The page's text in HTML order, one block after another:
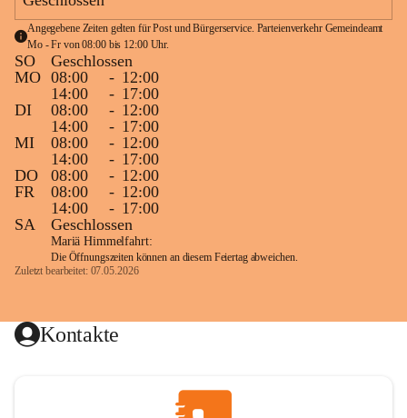
Angegebene Zeiten gelten für Post und Bürgerservice. Parteienverkehr Gemeindeamt
Mo - Fr von 08:00 bis 12:00 Uhr.
SO
Geschlossen
MO 08:00 - 12:00
14:00
- 17:00
DI
08:00 - 12:00
14:00
- 17:00
MI
08:00 - 12:00
14:00
- 17:00
DO
08:00 - 12:00
FR
08:00 - 12:00
14:00
- 17:00
SA
Geschlossen
Mariä Himmelfahrt:
Die Öffnungszeiten können an diesem Feiertag abweichen.
Zuletzt bearbeitet: 07.05.2026
Kontakte